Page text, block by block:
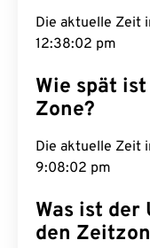
Die aktuelle Zeit
12:38:03 pm
Wie spät
Zone?
Die aktuelle Zeit
9:08:03 pm
Was ist der
den